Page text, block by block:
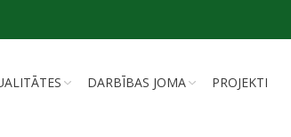
DARBĪBAS JOMA PROJEKTI